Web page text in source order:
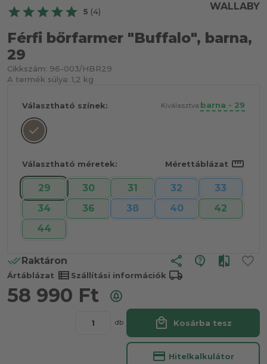
5 (4) WALLABY
Férfi bőrfarmer "Buffalo", barna,
29
Cikkszám: 96-003/HBR29
A termék súlya: 1,2 kg
Választható színek: Kiválasztva:barna - 29
Választható méretek: Mérettáblázat straighten
29 30 31 32
33
34
36 38 40
42
44
Raktáron share
Ártáblázat view_list Szállítási információk local_shipping
58 990 Ft
db local_mall Kosárba tesz
credit_card Hitelkalkulátor